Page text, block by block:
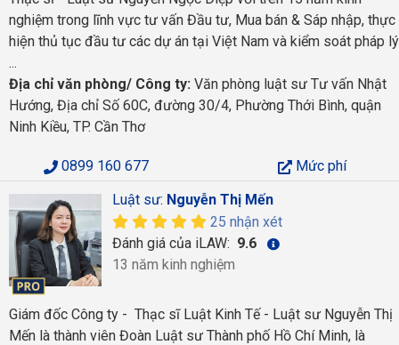
nghiệm trong lĩnh vực tư vấn Đầu tư, Mua bán & Sáp nhập, thực
hiện thủ tục đầu tư các dự án tại Việt Nam và kiểm soát pháp lý
...
Địa chỉ văn phòng/ Công ty: Văn phòng luật sư Tư vấn Nhật
Hướng, Địa chỉ Số 60C, đường 30/4, Phường Thới Bình, quận
Ninh Kiều, TP. Cần Thơ
0899 160 677
Mức phí
Luật sư: Nguyễn Thị Mến
25 nhận xét
Đánh giá của iLAW: 9.6
13 năm kinh nghiệm
Giám đốc Công ty - Thạc sĩ Luật Kinh Tế - Luật sư Nguyễn Thị
Mến là thành viên Đoàn Luật sư Thành phố Hồ Chí Minh, là